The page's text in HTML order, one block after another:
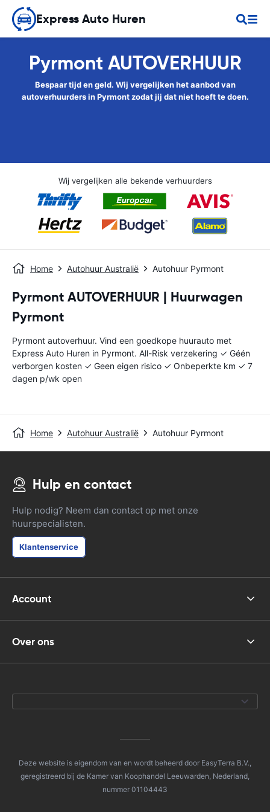
Express Auto Huren
Pyrmont AUTOVERHUUR
Bespaar tijd en geld. Wij vergelijken het aanbod van
autoverhuurders in Pyrmont zodat jij dat niet hoeft te doen.
Wij vergelijken alle bekende verhuurders
Home Autohuur Australië Autohuur Pyrmont
Pyrmont AUTOVERHUUR | Huurwagen
Pyrmont
Pyrmont autoverhuur. Vind een goedkope huurauto met
Express Auto Huren in Pyrmont. All-Risk verzekering ✓ Géén
verborgen kosten ✓ Geen eigen risico ✓ Onbeperkte km ✓ 7
dagen p/wk open
Home Autohuur Australië Autohuur Pyrmont
Hulp en contact
Hulp nodig? Neem dan contact op met onze
huurspecialisten.
Klantenservice
Account
Over ons
Deze website is eigendom van en wordt beheerd door EasyTerra B.V.,
geregistreerd bij de Kamer van Koophandel Leeuwarden, Nederland,
nummer 01104443